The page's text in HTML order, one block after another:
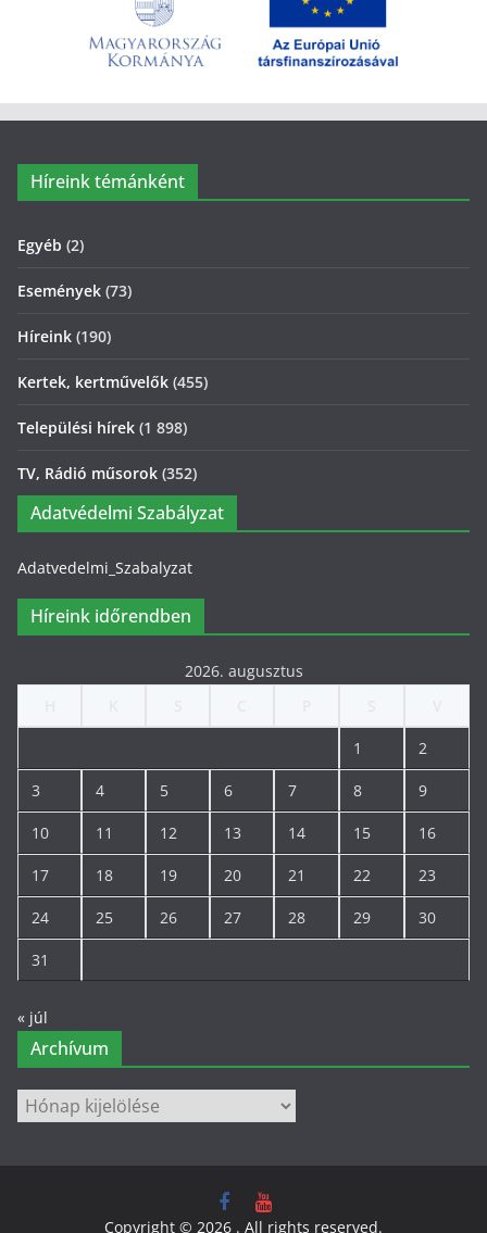
Híreink témánként
Egyéb (2)
Események (73)
Híreink (190)
Kertek, kertművelők (455)
Települési hírek (1 898)
TV, Rádió műsorok (352)
Adatvédelmi Szabályzat
Adatvedelmi_Szabalyzat
Híreink időrendben
2026. augusztus
1 2
3 4 5 6 7 8 9
10 11 12 13 14 15 16
17 18 19 20 21 22 23
24 25 26 27 28 29 30
31
« júl
Archívum
Archívum
Copyright © 2026 . All rights reserved.